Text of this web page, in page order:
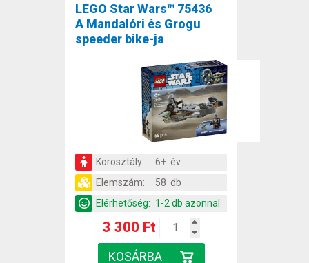
LEGO Star Wars™ 75436
A Mandalóri és Grogu
speeder bike-ja
Korosztály:
6+ év
Elemszám:
58 db
Elérhetőség: 1-2 db azonnal
3 300 Ft